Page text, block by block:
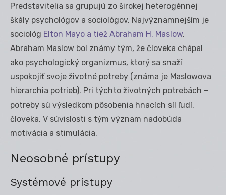
Predstavitelia sa grupujú zo širokej heterogénnej
škály psychológov a sociológov. Najvýznamnejším je
sociológ Elton Mayo a tiež Abraham H. Maslow.
Abraham Maslow bol známy tým, že človeka chápal
ako psychologický organizmus, ktorý sa snaží
uspokojiť svoje životné potreby (známa je Maslowova
hierarchia potrieb). Pri týchto životných potrebách –
potreby sú výsledkom pôsobenia hnacích síl ľudí,
človeka. V súvislosti s tým význam nadobúda
motivácia a stimulácia.
Neosobné prístupy
Systémové prístupy